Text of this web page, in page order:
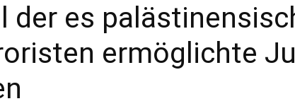
der es
ermöglichte